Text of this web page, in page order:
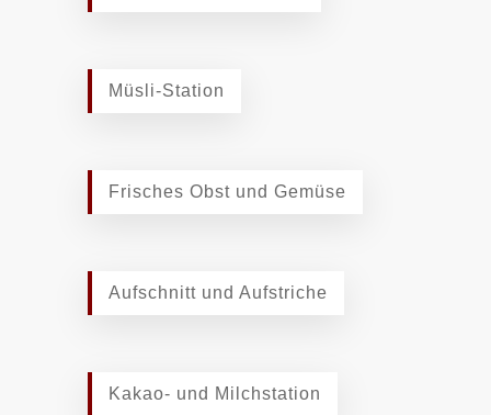
Müsli-Station
Frisches Obst und Gemüse
Aufschnitt und Aufstriche
Kakao- und Milchstation